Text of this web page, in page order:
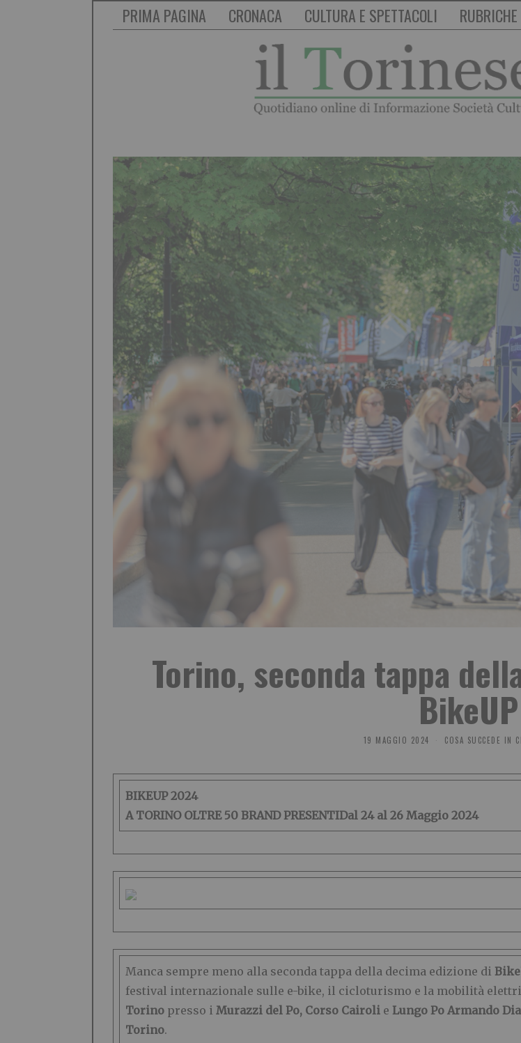
PRIMA PAGINA CRONACA CULTURA E SPETTACOLI RUBRICHE
Torino, seconda tappa
BikeUP
19 MAGGIO 2024 COSA SUCCEDE IN
BIKEUP 2024
A TORINO OLTRE 50 BRAND PRESENTIDal 24 al 26 Maggio 2024
Manca sempre meno alla seconda tappa della decima edizione di
festival internazionale sulle e-bike, il cicloturismo e la mobilità
Torino presso i Murazzi del Po, Corso Cairoli e Lungo Po Armando
Torino.